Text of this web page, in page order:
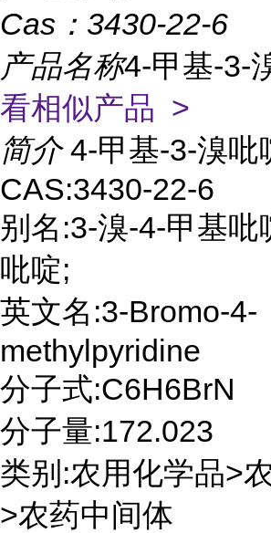
Cas： 3430-22-6
产品名称4-甲基-3-
看相似产品 >
简介 4-甲基-3-溴吡
CAS:3430-22-6
别名:3-溴-4-甲基吡
吡啶;
英文名:3-Bromo-4-
methylpyridine
分子式:C6H6BrN
分子量:172.023
类别:农用化学品>
>农药中间体